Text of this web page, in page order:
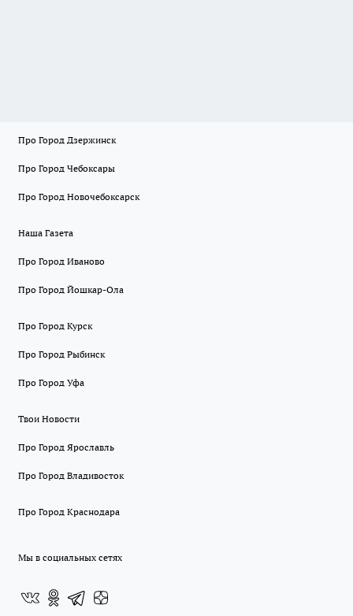
Про Город Дзержинск
Про Город Чебоксары
Про Город Новочебоксарск
Наша Газета
Про Город Иваново
Про Город Йошкар-Ола
Про Город Курск
Про Город Рыбинск
Про Город Уфа
Твои Новости
Про Город Ярославль
Про Город Владивосток
Про Город Краснодара
Мы в социальных сетях